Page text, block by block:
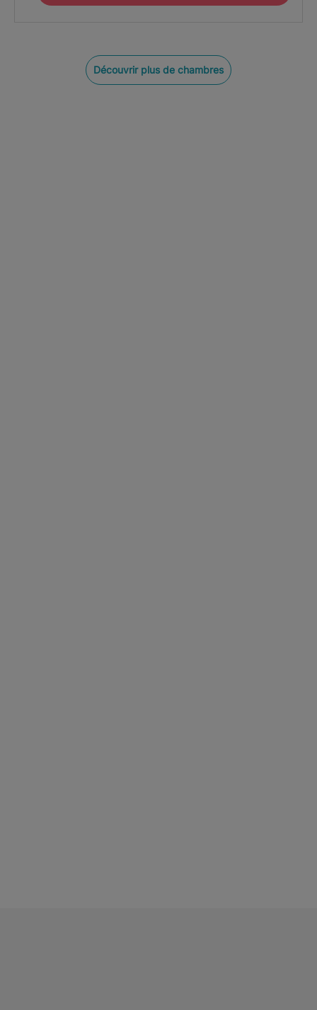
Découvrir plus de chambres